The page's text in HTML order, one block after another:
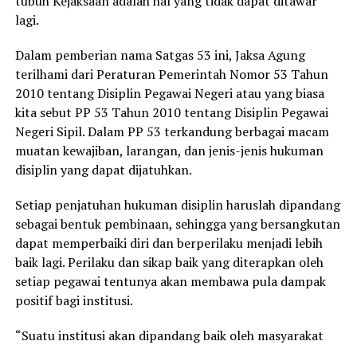
lagi.
Dalam pemberian nama Satgas 53 ini, Jaksa Agung
terilhami dari Peraturan Pemerintah Nomor 53 Tahun
2010 tentang Disiplin Pegawai Negeri atau yang biasa
kita sebut PP 53 Tahun 2010 tentang Disiplin Pegawai
Negeri Sipil. Dalam PP 53 terkandung berbagai macam
muatan kewajiban, larangan, dan jenis-jenis hukuman
disiplin yang dapat dijatuhkan.
Setiap penjatuhan hukuman disiplin haruslah dipandang
sebagai bentuk pembinaan, sehingga yang bersangkutan
dapat memperbaiki diri dan berperilaku menjadi lebih
baik lagi. Perilaku dan sikap baik yang diterapkan oleh
setiap pegawai tentunya akan membawa pula dampak
positif bagi institusi.
“Suatu institusi akan dipandang baik oleh masyarakat